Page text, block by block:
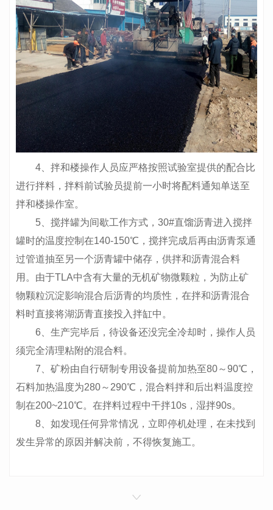
4、拌和楼操作人员应严格按照试验室提供的配合比
进行拌料，拌料前试验员提前一小时将配料通知单送至
拌和楼操作室。
5、搅拌罐为间歇工作方式，30#直馏沥青进入搅拌
罐时的温度控制在140-150℃，搅拌完成后再由沥青泵通
过管道抽至另一个沥青罐中储存，供拌和沥青混合料
用。由于TLA中含有大量的无机矿物微颗粒，为防止矿
物颗粒沉淀影响混合后沥青的均质性，在拌和沥青混合
料时直接将湖沥青直接投入拌缸中。
6、生产完毕后，待设备还没完全冷却时，操作人员
须完全清理粘附的混合料。
7、矿粉由自行研制专用设备提前加热至80～90℃，
石料加热温度为280～290℃，混合料拌和后出料温度控
制在200~210℃。在拌料过程中干拌10s，湿拌90s。
8、如发现任何异常情况，立即停机处理，在未找到
发生异常的原因并解决前，不得恢复施工。